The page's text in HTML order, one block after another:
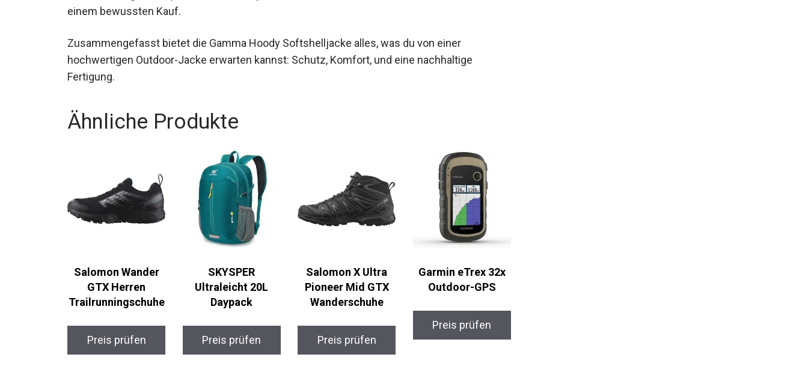
nicht nur funktional, sondern auch stilvoll und nachhaltig produziert.
Die Nachhaltigkeitsaspekte runden das positive Gesamtbild der Jacke ab und machen sie
zu einem bewussten Kauf.
hochwertigen Outdoor-Jacke erwarten kannst: Schutz, Komfort, und eine nachhaltige
Fertigung.
Ähnliche Produkte
GTX Herren
Trailrunningschuhe
Ultraleicht 20L
Daypack
Pioneer Mid GTX
Wanderschuhe
Garmin eTrex 32x
Outdoor-GPS